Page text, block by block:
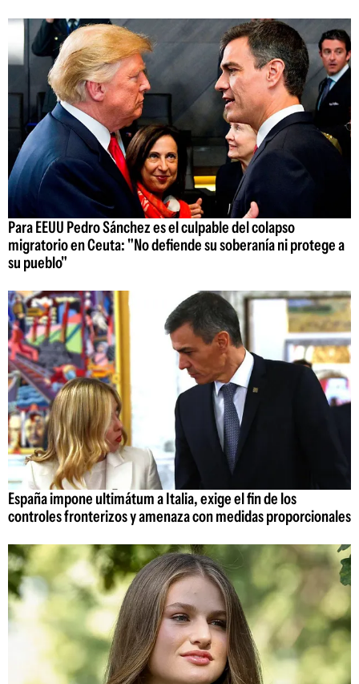
Para EEUU Pedro Sánchez es el culpable del colapso
migratorio en Ceuta: "No defiende su soberanía ni protege a
su pueblo"
España impone ultimátum a Italia, exige el fin de los
controles fronterizos y amenaza con medidas proporcionales